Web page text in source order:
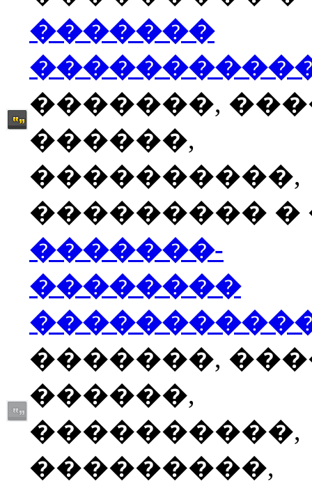
�������
�������,
������,
����������,
��������� �
�������-
��������
�������,
������,
����������,
���������,